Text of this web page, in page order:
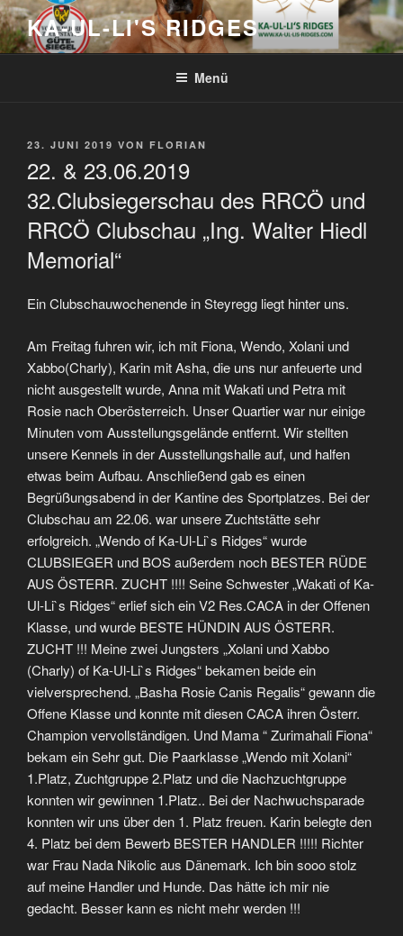
Zum
Inhalt
springen
KA-UL-LI'S RIDGES
Menü
VERÖFFENTLICHT
23. JUNI 2019 VON FLORIAN
22. & 23.06.2019
32.Clubsiegerschau des RRCÖ und
RRCÖ Clubschau „Ing. Walter Hiedl
Memorial“
Ein Clubschauwochenende in Steyregg liegt hinter uns.
Am Freitag fuhren wir, ich mit Fiona, Wendo, Xolani und
Xabbo(Charly), Karin mit Asha, die uns nur anfeuerte und
nicht ausgestellt wurde, Anna mit Wakati und Petra mit
Rosie nach Oberösterreich. Unser Quartier war nur einige
Minuten vom Ausstellungsgelände entfernt. Wir stellten
unsere Kennels in der Ausstellungshalle auf, und halfen
etwas beim Aufbau. Anschließend gab es einen
Begrüßungsabend in der Kantine des Sportplatzes. Bei der
Clubschau am 22.06. war unsere Zuchtstätte sehr
erfolgreich. „Wendo of Ka-Ul-Li`s Ridges“ wurde
CLUBSIEGER und BOS außerdem noch BESTER RÜDE
AUS ÖSTERR. ZUCHT !!!! Seine Schwester „Wakati of Ka-
Ul-Li`s Ridges“ erlief sich ein V2 Res.CACA in der Offenen
Klasse, und wurde BESTE HÜNDIN AUS ÖSTERR.
ZUCHT !!! Meine zwei Jungsters „Xolani und Xabbo
(Charly) of Ka-Ul-Li`s Ridges“ bekamen beide ein
vielversprechend. „Basha Rosie Canis Regalis“ gewann die
Offene Klasse und konnte mit diesen CACA ihren Österr.
Champion vervollständigen. Und Mama “ Zurimahali Fiona“
bekam ein Sehr gut. Die Paarklasse „Wendo mit Xolani“
1.Platz, Zuchtgruppe 2.Platz und die Nachzuchtgruppe
konnten wir gewinnen 1.Platz.. Bei der Nachwuchsparade
konnten wir uns über den 1. Platz freuen. Karin belegte den
4. Platz bei dem Bewerb BESTER HANDLER !!!!! Richter
war Frau Nada Nikolic aus Dänemark. Ich bin sooo stolz
auf meine Handler und Hunde. Das hätte ich mir nie
gedacht. Besser kann es nicht mehr werden !!!